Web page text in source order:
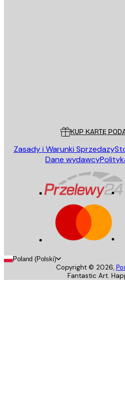
KUP KARTĘ
Zasady i Warunki Sprzedazy
Dane wydawcy
Poland (Polski)
Copyright © 2026,
Fantastic Art.